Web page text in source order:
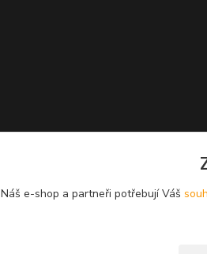
Náš e-shop a partneři potřebují Váš